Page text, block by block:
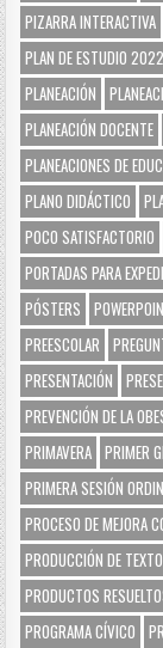
PIZARRA INTERACTIVA
PLAN DE ESTUDIO 2022
PLANEACIÓN
PLANEACIÓN DOCENTE
PLANEACIONES DE
PLANO DIDÁCTICO
POCO SATISFACTORIO
PORTADAS PARA
PÓSTERS
PREESCOLAR
PRESENTACIÓN
PREVENCIÓN DE LA
PRIMAVERA PRIMER
PRIMERA SESIÓN
PROCESO DE MEJORA
PRODUCCIÓN DE
PRODUCTOS
PROGRAMA CÍVICO